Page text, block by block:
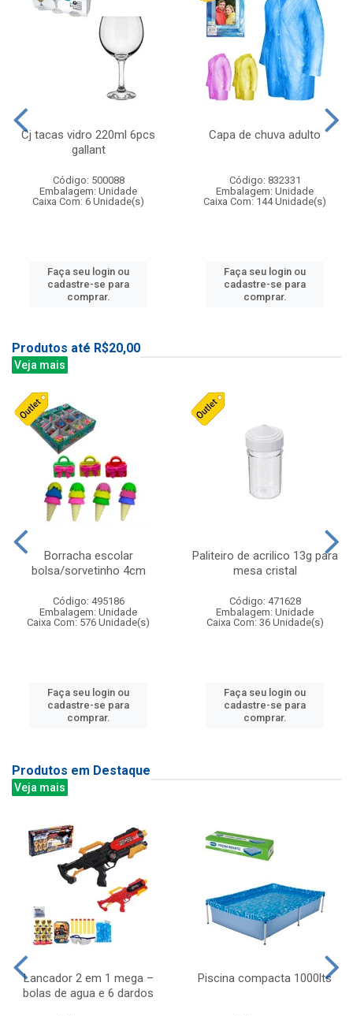
Cj tacas vidro 220ml 6pcs
gallant
Código: 500088
Embalagem: Unidade
Caixa Com: 6 Unidade(s)
Faça seu login ou
cadastre-se para
comprar.
Capa de chuva adulto
Código: 832331
Embalagem: Unidade
Caixa Com: 144 Unidade(s)
Faça seu login ou
cadastre-se para
comprar.
Produtos até R$20,00
Veja mais
Borracha escolar
bolsa/sorvetinho 4cm
Código: 495186
Embalagem: Unidade
Caixa Com: 576 Unidade(s)
Faça seu login ou
cadastre-se para
comprar.
Paliteiro de acrilico 13g para
mesa cristal
Código: 471628
Embalagem: Unidade
Caixa Com: 36 Unidade(s)
Faça seu login ou
cadastre-se para
comprar.
Produtos em Destaque
Veja mais
Lancador 2 em 1 mega –
bolas de agua e 6 dardos
Piscina compacta 1000lts